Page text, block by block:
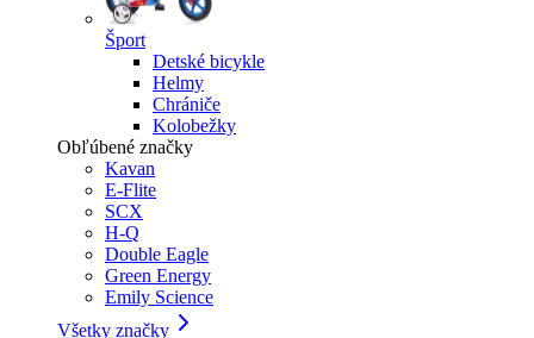
Šport
Detské bicykle
Helmy
Chrániče
Kolobežky
Obľúbené značky
Kavan
E-Flite
SCX
H-Q
Double Eagle
Green Energy
Emily Science
Všetky značky